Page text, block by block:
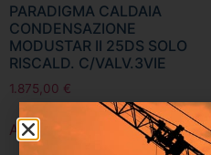
PARADIGMA CALDAIA
CONDENSAZIONE
MODUSTAR II 25DS SOLO
RISCALD. C/VALV.3VIE
1.875,00 €
Aggiungi al carrello